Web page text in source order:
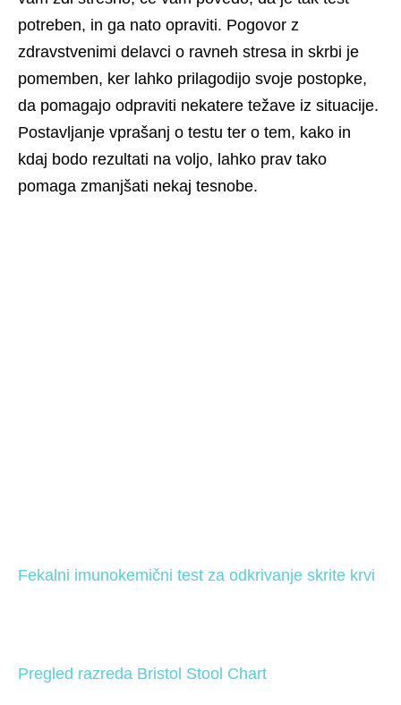
potreben, in ga nato opraviti. Pogovor z
zdravstvenimi delavci o ravneh stresa in skrbi je
pomemben, ker lahko prilagodijo svoje postopke,
da pomagajo odpraviti nekatere težave iz situacije.
Postavljanje vprašanj o testu ter o tem, kako in
kdaj bodo rezultati na voljo, lahko prav tako
pomaga zmanjšati nekaj tesnobe.
Fekalni imunokemični test za odkrivanje skrite krvi
Pregled razreda Bristol Stool Chart